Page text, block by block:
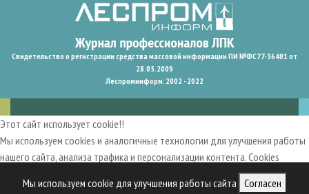
Мы используем cookie для улучшения работы сайта Согласен
Свидетельство о регистрации средства массовой информации ПИ №ФС77-36401 от
28.05.2009
Леспроминформ. 2002 - 2022
Этот сайт использует cookie!!
Мы используем cookies и аналогичные технологии для улучшения работы
нашего сайта, анализа трафика и персонализации контента. Cookies
пользовательский опыт